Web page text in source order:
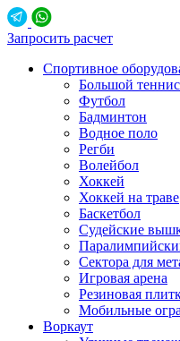
Запросить расчет
Спортивное
Большой теннис
Футбол
Бадминтон
Водное поло
Регби
Волейбол
Хоккей
Хоккей на траве
Баскетбол
Судейские
Сектора для
Игровая арена
Резиновая
Мобильные
Воркаут